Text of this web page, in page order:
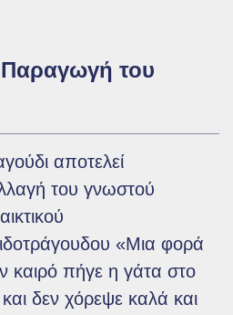
του
αποτελεί
του γνωστού
«Μια φορά
καιρό πήγε η γάτα στο
δεν χόρεψε καλά και